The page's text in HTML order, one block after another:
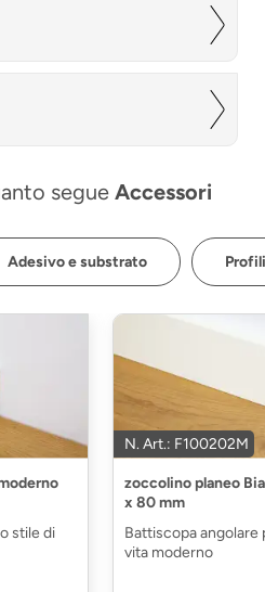
segue Accessori
Adesivo e substrato Profili
stile di
N. Art.: F100202M
zoccolino planeo
x 80 mm
Battiscopa angolare
vita moderno